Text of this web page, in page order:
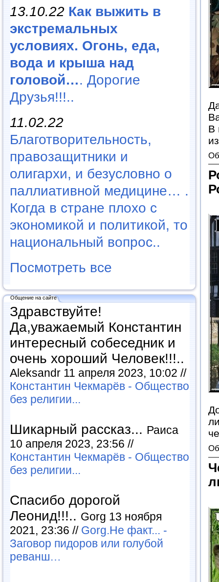
13.10.22 Как выжить в
экстремальных
условиях. Огонь, еда,
вода и крыша над
головой…. Дорогие
Друзья!!!..
11.02.22
Благотворительность,
правозащитники и
олигархи, и безусловно о
паллиативной медицине… .
Когда в стране плохо с
экономикой и политикой, то
национальный вопрос..
Посмотреть все
Общение на сайте
Здравствуйте!
Да,уважаемый Константин
интересный собеседник и
очень хороший Человек!!!..
Aleksandr 11 апреля 2023, 10:02 //
Константин Чекмарёв - Общество
без религии...
Шикарный рассказ... Раиса
10 апреля 2023, 23:56 //
Константин Чекмарёв - Общество
без религии...
Спасибо дорогой
Леонид!!!.. Gorg 13 ноября
2021, 23:36 // Gorg.Не факт... -
Заговор пидоров или голубой
реванш…
В